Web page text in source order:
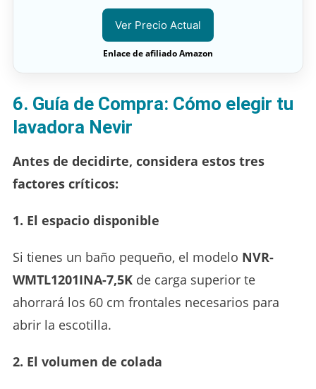
Ver Precio Actual
Enlace de afiliado Amazon
6. Guía de Compra: Cómo elegir tu
lavadora Nevir
Antes de decidirte, considera estos tres
factores críticos:
1. El espacio disponible
Si tienes un baño pequeño, el modelo NVR-
WMTL1201INA-7,5Kde carga superior te
ahorrará los 60 cm frontales necesarios para
abrir la escotilla.
2. El volumen de colada